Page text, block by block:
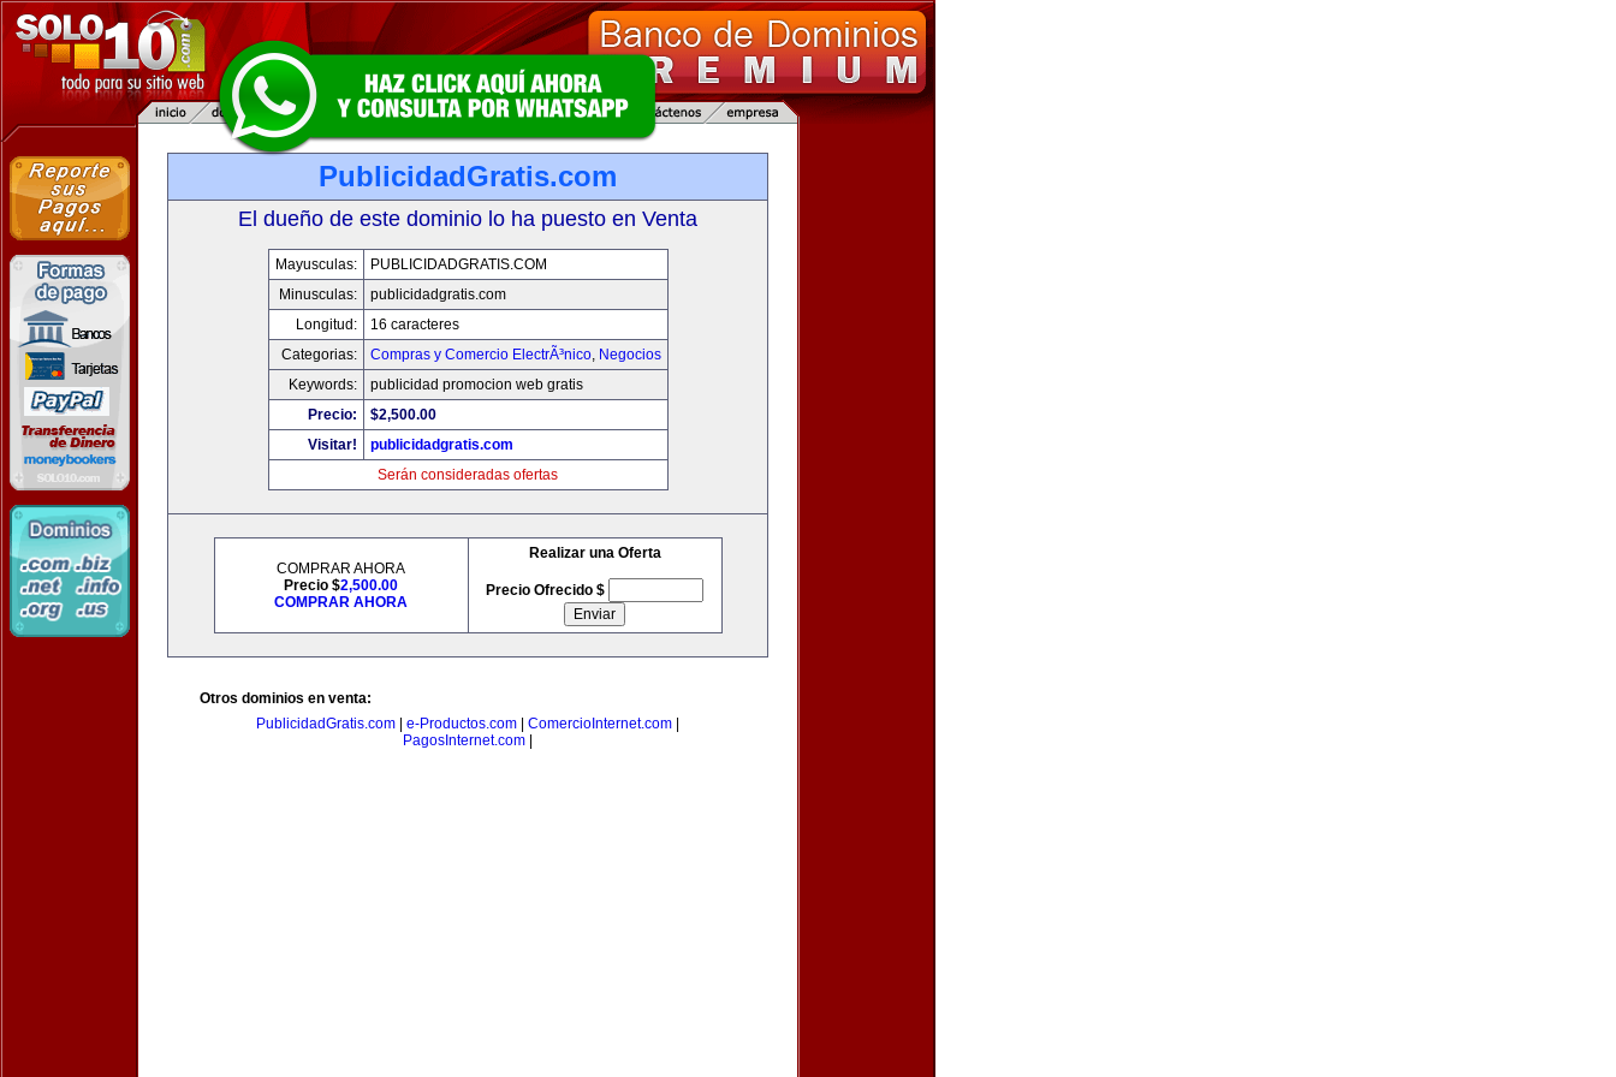
PublicidadGratis.com
El dueño de este dominio lo ha puesto en Venta
Mayusculas:
PUBLICIDADGRATIS.COM
Minusculas:
publicidadgratis.com
Longitud:
16 caracteres
Categorias:
Compras y Comercio ElectrÃ³nico, Negocios
Keywords:
publicidad promocion web gratis
Precio:
$2,500.00
Visitar!
publicidadgratis.com
Serán consideradas ofertas
COMPRAR AHORA
Precio $2,500.00
COMPRAR AHORA
Realizar una Oferta
Precio Ofrecido $
Otros dominios en venta:
PublicidadGratis.com
e-Productos.com ComercioInternet.com
PagosInternet.com